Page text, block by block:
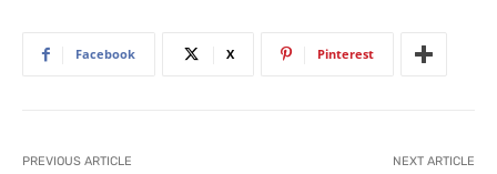
Facebook X Pinterest
PREVIOUS ARTICLE NEXT ARTICLE